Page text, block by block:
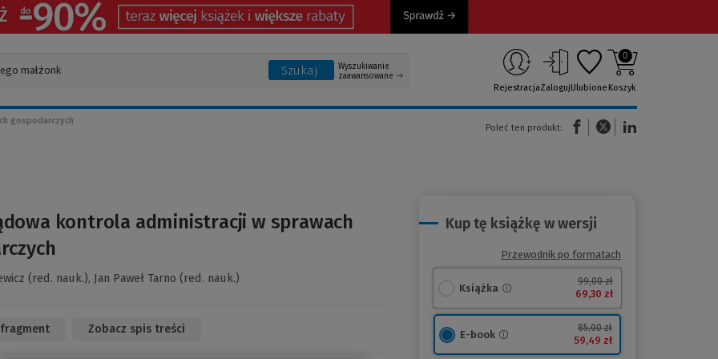
Szukaj
Wyszukiwanie
zaawansowane
RejestracjaZalogujUlubione
0
Koszyk
gospodarczych
Poleć ten produkt:
(Nowe okno)(Link do innej strony)
kontrola administracji w sprawach
(red. nauk.), Jan Paweł Tarno (red. nauk.)
Zobacz spis treści
Kup tę książkę w wersji
Przewodnik po formatach
Książka
99,00 zł
69,30 zł
E-book
85,00 zł
59,49 zł